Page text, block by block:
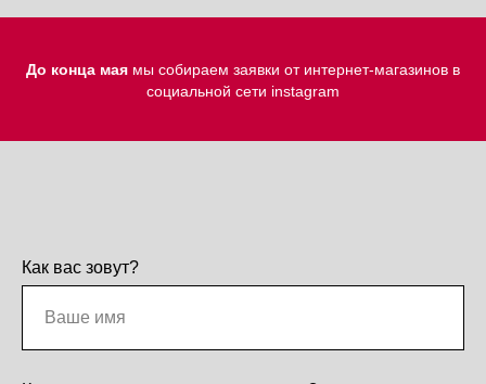
До конца мая мы собираем заявки от интернет-магазинов в
социальной сети instagram
Как вас зовут?